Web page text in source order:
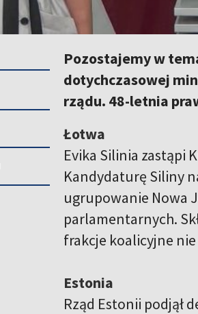
Pozostajemy w
dotychczasowej
rządu. 48-letnia
Łotwa
Evika Silinia zastąpi
Kandydaturę Siliny
ugrupowanie Nowa
parlamentarnych.
frakcje koalicyjne
Estonia
Rząd Estonii podjął